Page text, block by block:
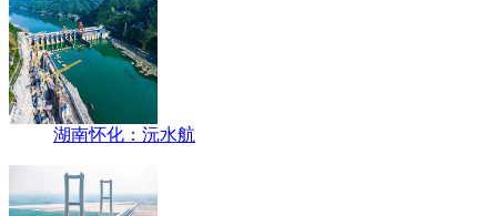
湖南怀化：沅水航